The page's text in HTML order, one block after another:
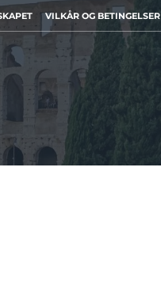
VILKÅR OG BETINGELSER